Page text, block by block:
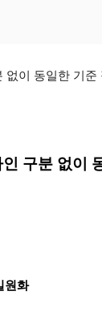
없이 동일한 기준
구분 없이
원화